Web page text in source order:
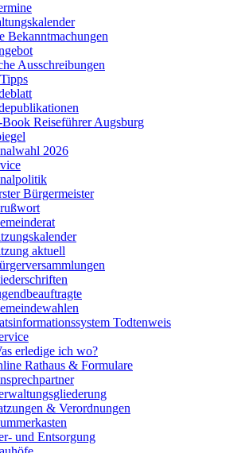
Bekanntmachungen
Ausschreibungen
Reiseführer Augsburg
2026
Bürgermeister
aktuell
Todtenweis
erledige ich wo?
Rathaus & Formulare
& Verordnungen
und Entsorgung